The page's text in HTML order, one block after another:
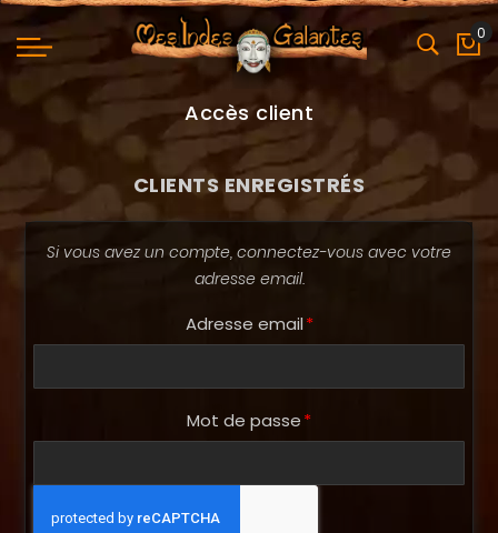
0
Accès client
CLIENTS ENREGISTRÉS
Si vous avez un compte, connectez-vous avec votre
adresse email.
Adresse email
Mot de passe